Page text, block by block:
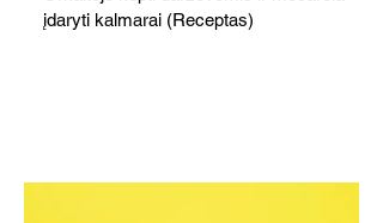
įdaryti kalmarai (Receptas)